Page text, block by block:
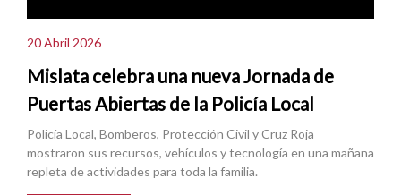
20 Abril 2026
Mislata celebra una nueva Jornada de
Puertas Abiertas de la Policía Local
Policía Local, Bomberos, Protección Civil y Cruz Roja
mostraron sus recursos, vehículos y tecnología en una mañana
repleta de actividades para toda la familia.